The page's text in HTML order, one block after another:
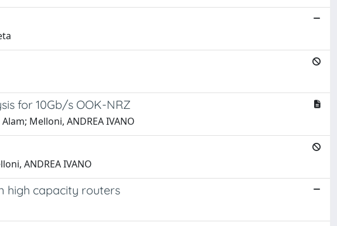
for 10Gb/s OOK-NRZ
Melloni, ANDREA IVANO
ANDREA IVANO
high capacity routers